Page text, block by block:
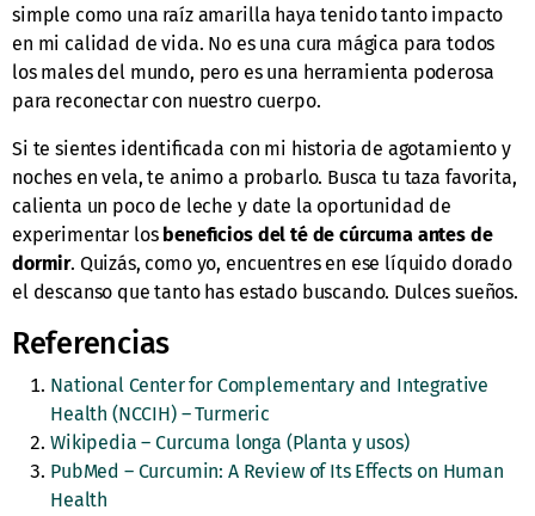
simple como una raíz amarilla haya tenido tanto impacto
en mi calidad de vida. No es una cura mágica para todos
los males del mundo, pero es una herramienta poderosa
para reconectar con nuestro cuerpo.
Si te sientes identificada con mi historia de agotamiento y
noches en vela, te animo a probarlo. Busca tu taza favorita,
calienta un poco de leche y date la oportunidad de
experimentar los beneficios del té de cúrcuma antes de
dormir. Quizás, como yo, encuentres en ese líquido dorado
el descanso que tanto has estado buscando. Dulces sueños.
Referencias
National Center for Complementary and Integrative
Health (NCCIH) – Turmeric
Wikipedia – Curcuma longa (Planta y usos)
PubMed – Curcumin: A Review of Its Effects on Human
Health